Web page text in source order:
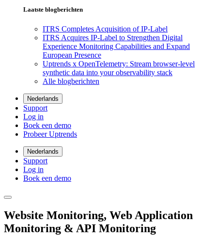
Laatste blogberichten
ITRS Completes Acquisition of IP-Label
ITRS Acquires IP-Label to Strengthen Digital
Experience Monitoring Capabilities and Expand
European Presence
Uptrends x OpenTelemetry: Stream browser-level
synthetic data into your observability stack
Alle blogberichten
Nederlands
Support
Log in
Boek een demo
Probeer Uptrends
Nederlands
Support
Log in
Boek een demo
Website Monitoring, Web Application
Monitoring & API Monitoring